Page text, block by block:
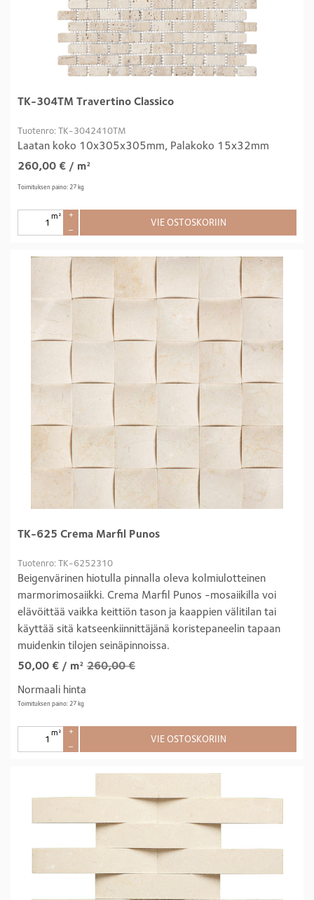
TK-304TM Travertino Classico
Tuotenro: TK-3042410TM
Laatan koko 10x305x305mm, Palakoko 15x32mm
260,00 € / m²
Toimituksen paino: 27 kg
m²
+
–
VIE OSTOSKORIIN
TK-625 Crema Marfil Punos
Tuotenro: TK-6252310
Beigenvärinen hiotulla pinnalla oleva kolmiulotteinen
marmorimosaiikki. Crema Marfil Punos -mosaiikilla voi
elävöittää vaikka keittiön tason ja kaappien välitilan tai
käyttää sitä katseenkiinnittäjänä koristepaneelin tapaan
muidenkin tilojen seinäpinnoissa.
50,00 € / m² 260,00 €
Normaali hinta
Toimituksen paino: 27 kg
m²
+
–
VIE OSTOSKORIIN